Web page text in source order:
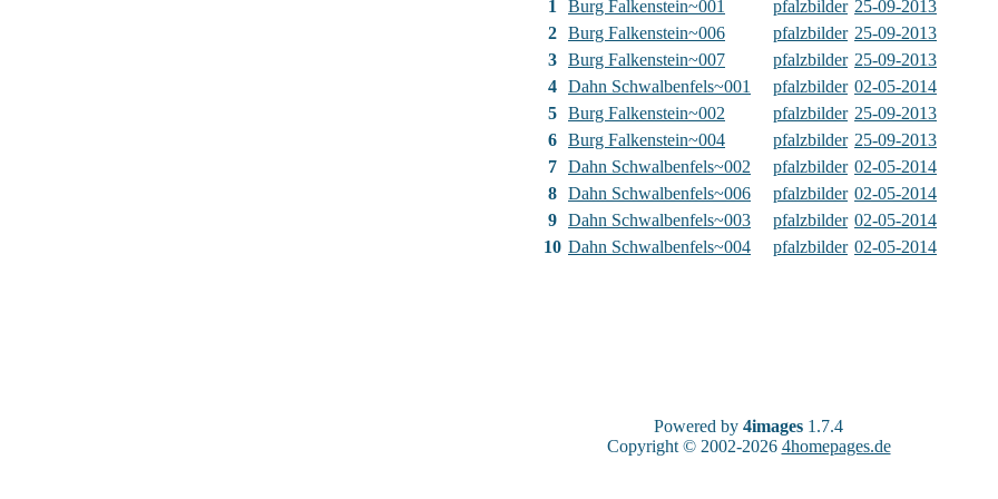
1
Burg Falkenstein~001 pfalzbilder 25-09-2013
2 Burg Falkenstein~006 pfalzbilder 25-09-2013
3 Burg Falkenstein~007 pfalzbilder 25-09-2013
4 Dahn Schwalbenfels~001 pfalzbilder 02-05-2014
5 Burg Falkenstein~002 pfalzbilder 25-09-2013
6 Burg Falkenstein~004 pfalzbilder 25-09-2013
7 Dahn Schwalbenfels~002 pfalzbilder 02-05-2014
8 Dahn Schwalbenfels~006 pfalzbilder 02-05-2014
9 Dahn Schwalbenfels~003 pfalzbilder 02-05-2014
10 Dahn Schwalbenfels~004 pfalzbilder 02-05-2014
Powered by 4images 1.7.4
Copyright © 2002-2026 4homepages.de